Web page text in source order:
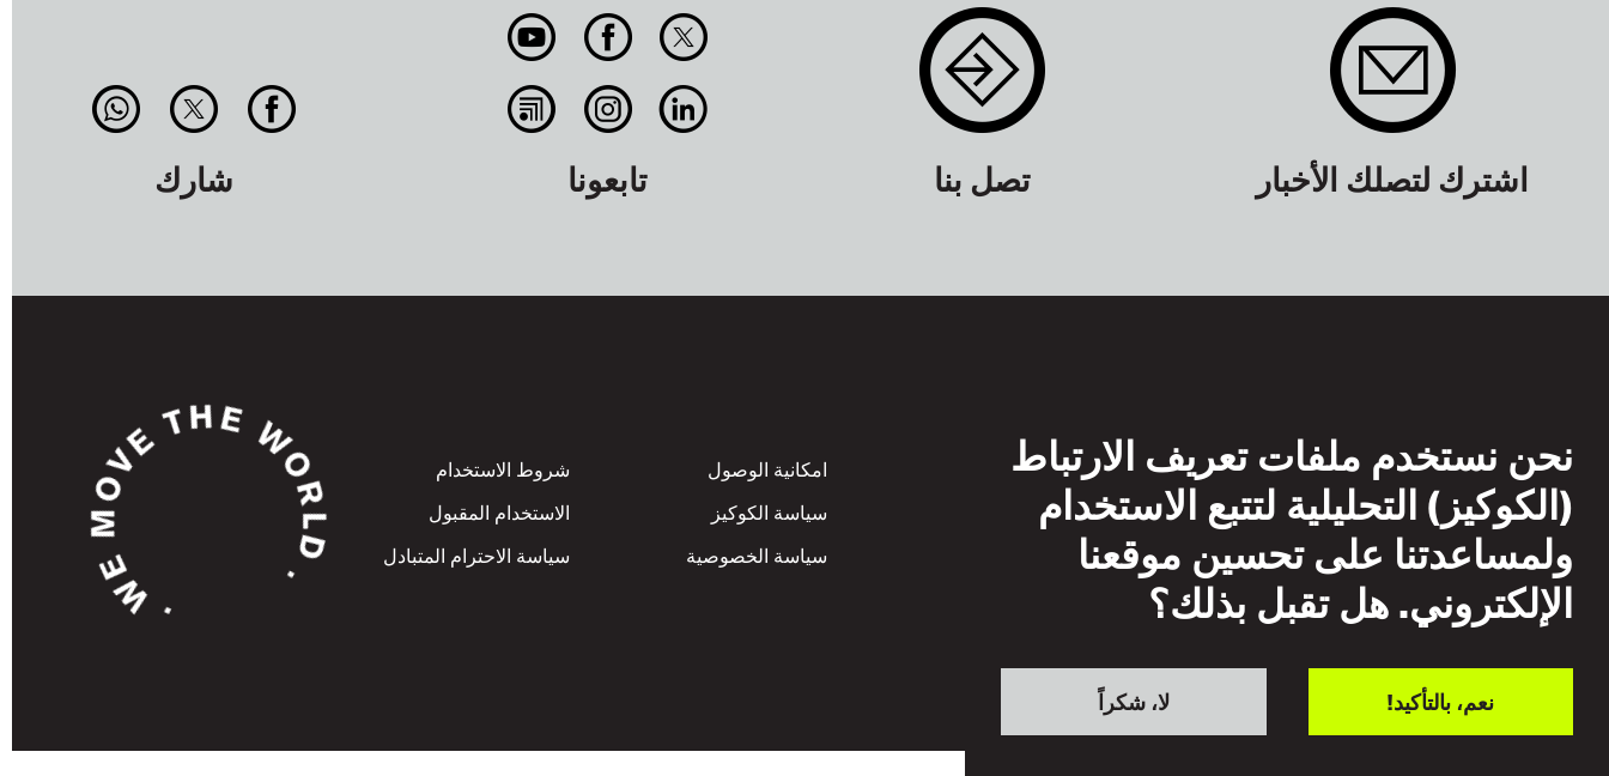
اشترك لتصلك الأخبار تصل بنا تابعونا شارك
Footer
امكانية الوصول
شروط الاستخدام
سياسة الكوكيز
الاستخدام المقبول
سياسة الخصوصية
سياسة الاحترام المتبادل
نحن نستخدم ملفات تعريف الارتباط
(الكوكيز) التحليلية لتتبع الاستخدام
ولمساعدتنا على تحسين موقعنا
الإلكتروني. هل تقبل بذلك؟
لا، شكراً نعم، بالتأكيد!